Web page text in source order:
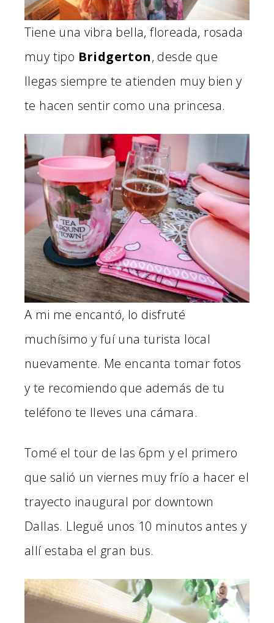
Tiene una vibra bella, floreada, rosada
muy tipo Bridgerton, desde que
llegas siempre te atienden muy bien y
te hacen sentir como una princesa.
A mi me encantó, lo disfruté
muchísimo y fuí una turista local
nuevamente. Me encanta tomar fotos
y te recomiendo que además de tu
teléfono te lleves una cámara.
Tomé el tour de las 6pm y el primero
que salió un viernes muy frío a hacer el
trayecto inaugural por downtown
Dallas. Llegué unos 10 minutos antes y
allí estaba el gran bus.